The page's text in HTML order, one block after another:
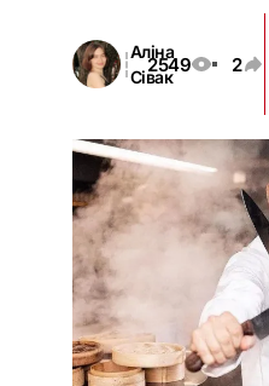
Аліна
Сівак
2549 2